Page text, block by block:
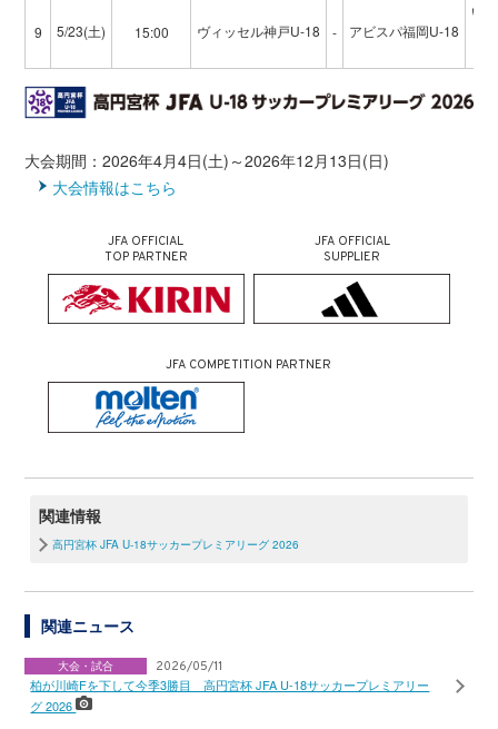
9 5/23(土) 15:00 ヴィッセル神戸U-18 - アビスパ福岡U-18
い
大会期間：2026年4月4日(土)～2026年12月13日(日)
大会情報はこちら
JFA OFFICIAL
TOP PARTNER
JFA OFFICIAL
SUPPLIER
JFA COMPETITION PARTNER
関連情報
高円宮杯 JFA U-18サッカープレミアリーグ 2026
関連ニュース
大会・試合 2026/05/11
柏が川崎Fを下して今季3勝目 高円宮杯 JFA U-18サッカープレミアリー
グ 2026